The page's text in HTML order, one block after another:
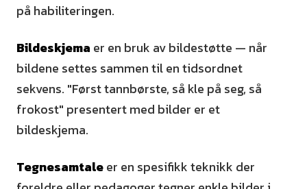
på habiliteringen.
Bildeskjema er en bruk av bildestøtte — når
bildene settes sammen til en tidsordnet
sekvens. "Først tannbørste, så kle på seg, så
frokost" presentert med bilder er et
bildeskjema.
Tegnesamtaleer en spesifikk teknikk der